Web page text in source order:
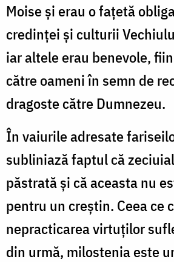
Moise și erau o fațetă
credinței și culturii
iar altele erau benevole,
către oameni în semn de
dragoste către Dumnezeu.
În vaiurile adresate
subliniază faptul că
păstrată și că aceasta nu
pentru un creștin. Ceea ce
nepracticarea virtuților
din urmă, milostenia este